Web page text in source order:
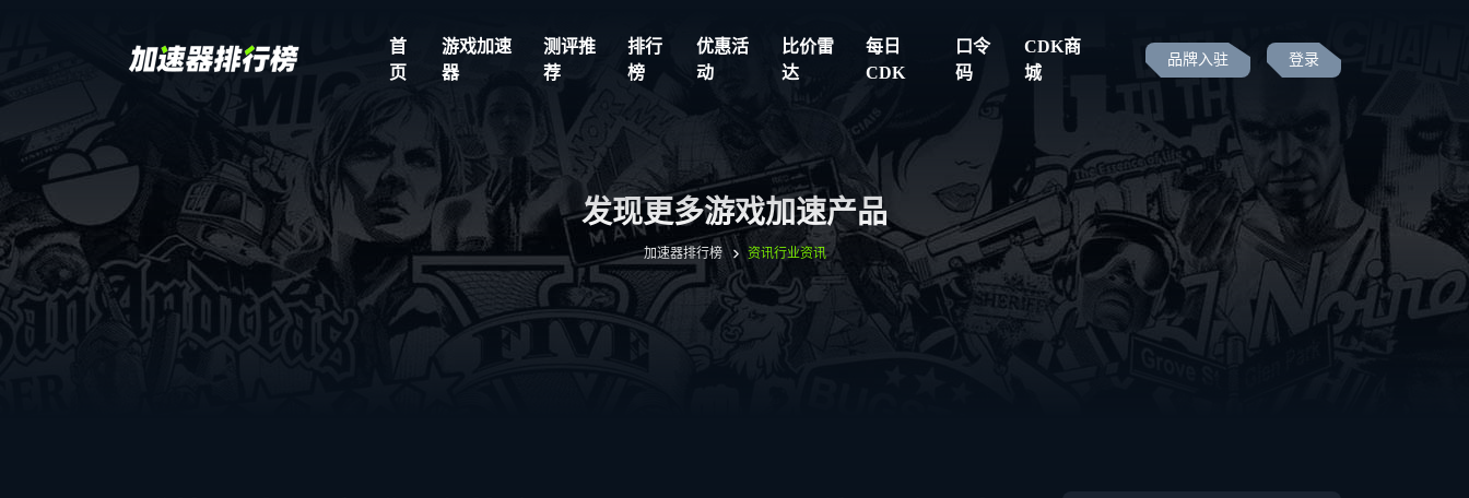
首
页
游戏加速
器
测评推
荐
排行
榜
优惠活
动
比价雷
达
每日
CDK
口令
码
CDK商
城
品牌入驻 登录
发现更多游戏加速产品
加速器排行榜 资讯行业资讯